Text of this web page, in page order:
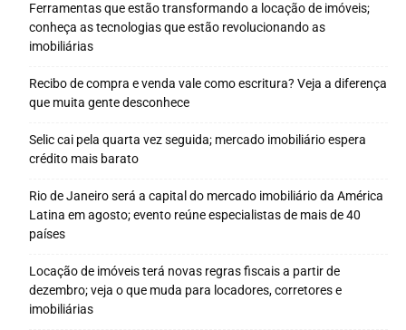
Ferramentas que estão transformando a locação de imóveis;
conheça as tecnologias que estão revolucionando as
imobiliárias
Recibo de compra e venda vale como escritura? Veja a diferença
que muita gente desconhece
Selic cai pela quarta vez seguida; mercado imobiliário espera
crédito mais barato
Rio de Janeiro será a capital do mercado imobiliário da América
Latina em agosto; evento reúne especialistas de mais de 40
países
Locação de imóveis terá novas regras fiscais a partir de
dezembro; veja o que muda para locadores, corretores e
imobiliárias